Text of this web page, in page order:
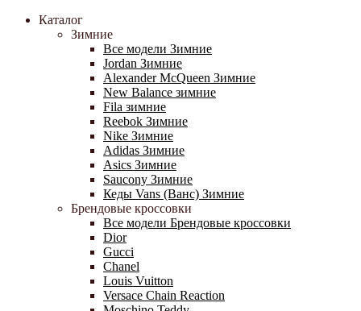
Каталог
Зимние
Все модели Зимние
Jordan Зимние
Alexander McQueen Зимние
New Balance зимние
Fila зимние
Reebok Зимние
Nike Зимние
Adidas Зимние
Asics Зимние
Saucony Зимние
Кеды Vans (Ванс) Зимние
Брендовые кроссовки
Все модели Брендовые кроссовки
Dior
Gucci
Chanel
Louis Vuitton
Versace Chain Reaction